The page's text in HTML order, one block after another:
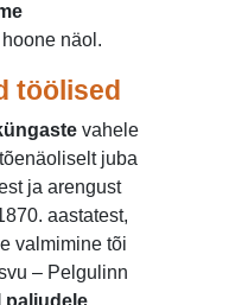
näol.
töölised
vahele
juba
ja arengust
aastatest,
valmimine tõi
– Pelgulinn
paljudele